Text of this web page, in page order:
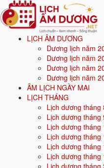
LỊCH ÂM DƯƠNG
Dương lịch năm
Dương lịch năm
Dương lịch năm
Dương lịch năm
ÂM LỊCH NGÀY MAI
LỊCH THÁNG
Lịch dương tháng
Lịch dương tháng
Lịch dương tháng
Lịch dương tháng
Lịch dương tháng
Lịch dương tháng
Lịch dương tháng
Trang chủ
Mệnh ngũ hành
Sinh năm 2006
Sinh năm 2006mệnh
Người sinh năm2006là tuổi
Đất nóc nhà, mệnhThổ.